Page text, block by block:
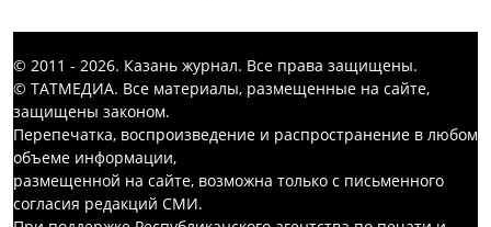
© 2011 - 2026. Казань журнал. Все права защищены.
© ТАТМЕДИА. Все материалы, размещенные на сайте,
защищены законом.
Перепечатка, воспроизведение и распространение в любом
объеме информации,
размещенной на сайте, возможна только с письменного
согласия редакций СМИ.